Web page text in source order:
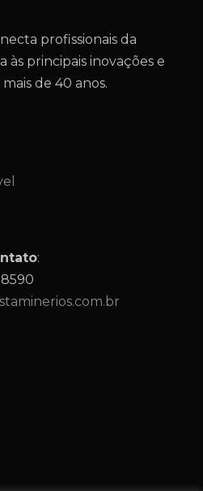
profissionais da
principais inovações e
de 40 anos.
:
8590